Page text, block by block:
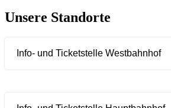
Unsere Standorte
Info- und Ticketstelle Westbahnhof